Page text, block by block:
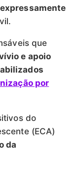
expressamente
que
e apoio
por
do
(ECA)
da